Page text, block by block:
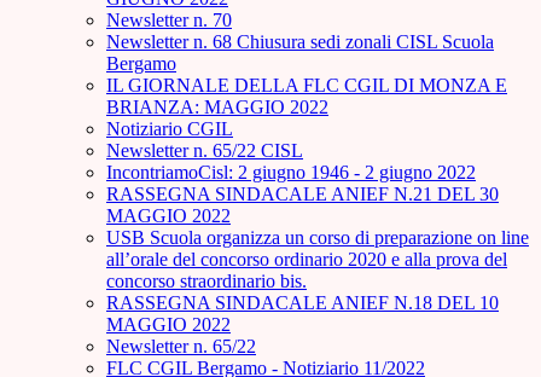
Newsletter n. 70
Newsletter n. 68 Chiusura sedi zonali CISL Scuola
Bergamo
IL GIORNALE DELLA FLC CGIL DI MONZA E
BRIANZA: MAGGIO 2022
Notiziario CGIL
Newsletter n. 65/22 CISL
IncontriamoCisl: 2 giugno 1946 - 2 giugno 2022
RASSEGNA SINDACALE ANIEF N.21 DEL 30
MAGGIO 2022
USB Scuola organizza un corso di preparazione on line
all’orale del concorso ordinario 2020 e alla prova del
concorso straordinario bis.
RASSEGNA SINDACALE ANIEF N.18 DEL 10
MAGGIO 2022
Newsletter n. 65/22
FLC CGIL Bergamo - Notiziario 11/2022